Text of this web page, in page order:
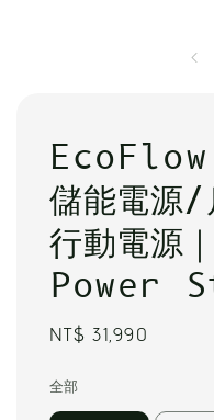
儲能電源/
行動電
Power
Regular
NT$ 31,990
全部